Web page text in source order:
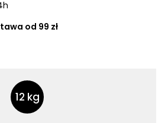
od 99 zł
12 kg